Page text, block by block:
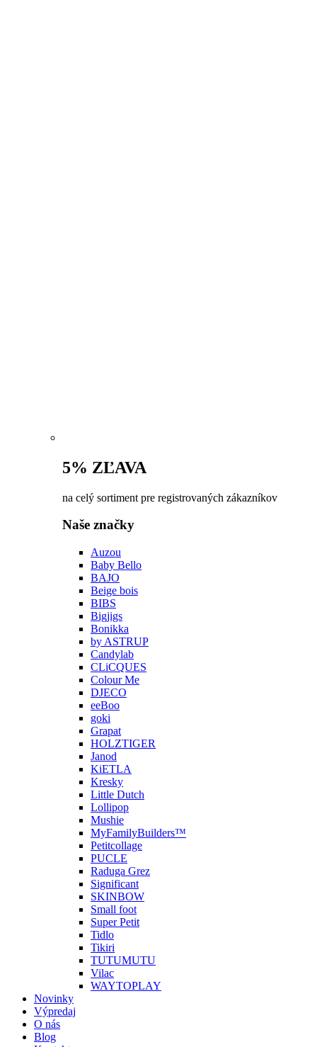
5% ZĽAVA
na celý sortiment pre registrovaných zákazníkov
Naše značky
Auzou
Baby Bello
BAJO
Beige bois
BIBS
Bigjigs
Bonikka
by ASTRUP
Candylab
CLiCQUES
Colour Me
DJECO
eeBoo
goki
Grapat
HOLZTIGER
Janod
KiETLA
Kresky
Little Dutch
Lollipop
Mushie
MyFamilyBuilders™
Petitcollage
PUCLE
Raduga Grez
Significant
SKINBOW
Small foot
Super Petit
Tidlo
Tikiri
TUTUMUTU
Vilac
WAYTOPLAY
Novinky
Výpredaj
O nás
Blog